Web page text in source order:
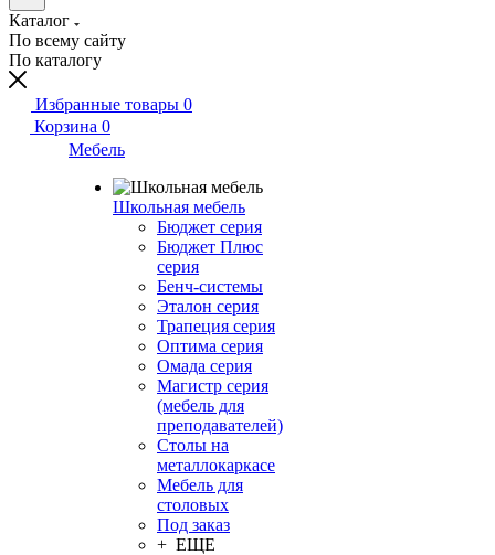
Каталог
По всему сайту
По каталогу
Избранные товары 0
Корзина 0
Мебель
Школьная мебель
Бюджет серия
Бюджет Плюс
серия
Бенч-системы
Эталон серия
Трапеция серия
Оптима серия
Омада серия
Магистр серия
(мебель для
преподавателей)
Столы на
металлокаркасе
Мебель для
столовых
Под заказ
+ ЕЩЕ